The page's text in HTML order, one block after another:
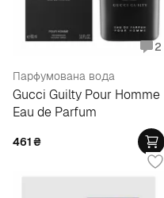
2
Парфумована вода
Gucci Guilty Pour Homme
Eau de Parfum
461₴